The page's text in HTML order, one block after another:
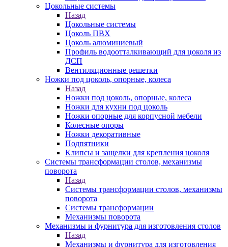
Цокольные системы
Назад
Цокольные системы
Цоколь ПВХ
Цоколь алюминиевый
Профиль водоотталкивающий для цоколя из
ДСП
Вентиляционные решетки
Ножки под цоколь, опорные, колеса
Назад
Ножки под цоколь, опорные, колеса
Ножки для кухни под цоколь
Ножки опорные для корпусной мебели
Колесные опоры
Ножки декоративные
Подпятники
Клипсы и защелки для крепления цоколя
Системы трансформации столов, механизмы
поворота
Назад
Системы трансформации столов, механизмы
поворота
Системы трансформации
Механизмы поворота
Механизмы и фурнитура для изготовления столов
Назад
Механизмы и фурнитура для изготовления